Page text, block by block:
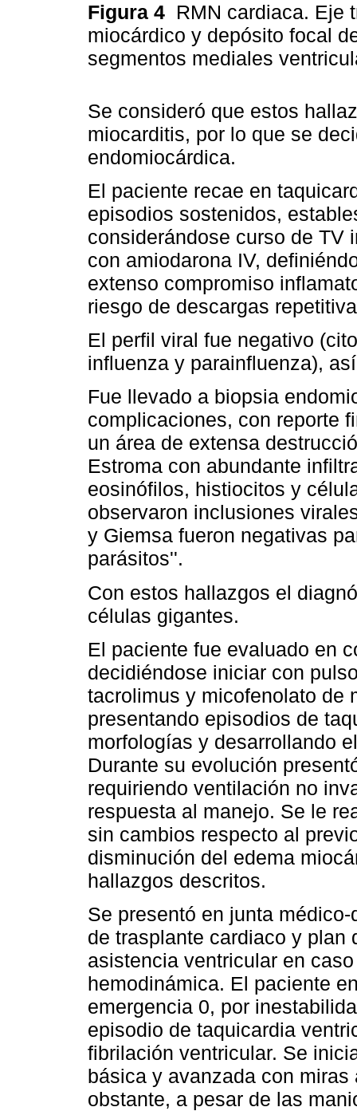
Figura 4 RMN cardiaca. Eje
miocárdico y depósito focal
segmentos mediales
Se consideró que estos
miocarditis, por lo que se
endomiocárdica.
El paciente recae en
episodios sostenidos,
considerándose curso de TV
con amiodarona IV,
extenso compromiso
riesgo de descargas
El perfil viral fue negativo
influenza y parainfluenza),
Fue llevado a biopsia
complicaciones, con reporte
un área de extensa
Estroma con abundante
eosinófilos, histiocitos y
observaron inclusiones
y Giemsa fueron negativas
parásitos''.
Con estos hallazgos el
células gigantes.
El paciente fue evaluado en
decidiéndose iniciar con
tacrolimus y micofenolato de
presentando episodios de
morfologías y desarrollando
Durante su evolución
requiriendo ventilación no
respuesta al manejo. Se le
sin cambios respecto al
disminución del edema
hallazgos descritos.
Se presentó en junta
de trasplante cardiaco y plan
asistencia ventricular en
hemodinámica. El paciente
emergencia 0, por
episodio de taquicardia
fibrilación ventricular. Se
básica y avanzada con
obstante, a pesar de las